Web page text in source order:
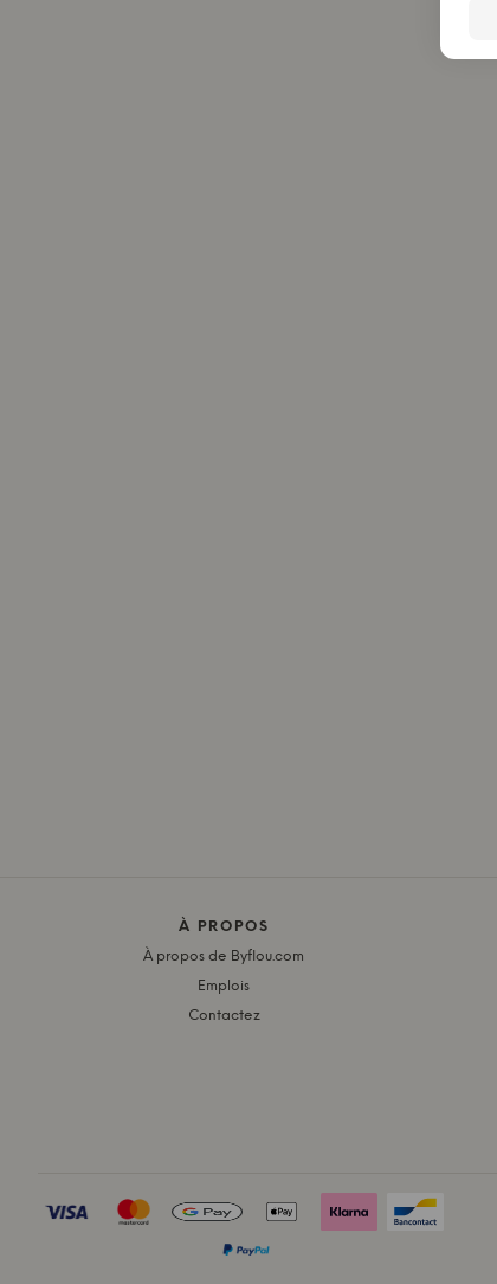
À PROPOS
À propos de Byflou.com
Emplois
Contactez